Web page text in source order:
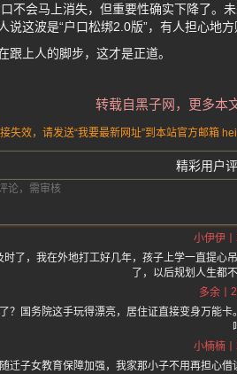
不会马上消失，但重要性确实下降了。
说这波是“户口松绑2.0版”，有人担心地
跟上人的脚步，这才是正道。
转载自黑子网，更多本
失效，请发送“我要最新网址”到本站官方邮箱
精彩用户
小伊伊
时了，我在外地打工好几年，孩子上学一直提心
了，以后规划人生都
多余
？国务院这手玩得漂亮，居住证直接变身万能
小楠楠
迁子女教育保障加强，我家那小子不用再担心